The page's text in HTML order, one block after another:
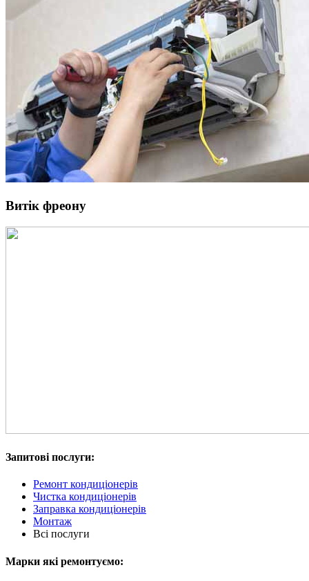
Витік фреону
Запитові послуги:
Ремонт кондиціонерів
Чистка кондиціонерів
Заправка кондиціонерів
Монтаж
Всі послуги
Марки які ремонтуємо: